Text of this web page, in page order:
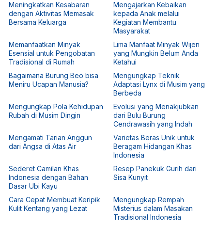
Meningkatkan Kesabaran
dengan Aktivitas Memasak
Bersama Keluarga
Mengajarkan Kebaikan
kepada Anak melalui
Kegiatan Membantu
Masyarakat
Memanfaatkan Minyak
Esensial untuk Pengobatan
Tradisional di Rumah
Lima Manfaat Minyak Wijen
yang Mungkin Belum Anda
Ketahui
Bagaimana Burung Beo bisa
Meniru Ucapan Manusia?
Mengungkap Teknik
Adaptasi Lynx di Musim yang
Berbeda
Mengungkap Pola Kehidupan
Rubah di Musim Dingin
Evolusi yang Menakjubkan
dari Bulu Burung
Cendrawasih yang Indah
Mengamati Tarian Anggun
dari Angsa di Atas Air
Varietas Beras Unik untuk
Beragam Hidangan Khas
Indonesia
Sederet Camilan Khas
Indonesia dengan Bahan
Dasar Ubi Kayu
Resep Panekuk Gurih dari
Sisa Kunyit
Cara Cepat Membuat Keripik
Kulit Kentang yang Lezat
Mengungkap Rempah
Misterius dalam Masakan
Tradisional Indonesia